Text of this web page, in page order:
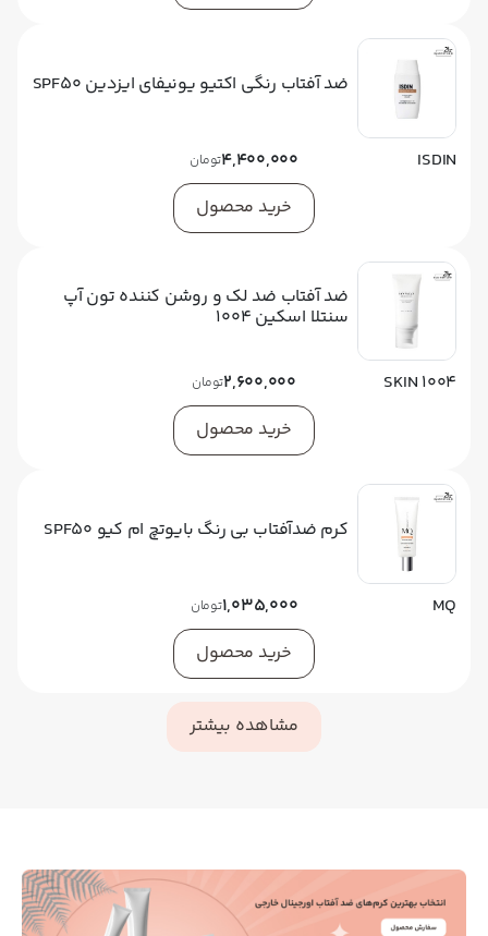
ضد آفتاب رنگی اکتیو یونیفای ایزدین SPF50
ISDIN
4,400,000تومان
خرید محصول
ضد آفتاب ضد لک و روشن‌ کننده تون آپ
سنتلا اسکین 1004
SKIN 1004
2,600,000تومان
خرید محصول
کرم ضدآفتاب بی رنگ بایوتچ ام کیو SPF50
MQ
1,035,000تومان
خرید محصول
مشاهده بیشتر